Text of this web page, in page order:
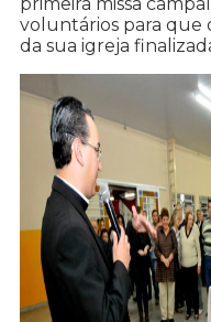
voluntários para que
da sua igreja